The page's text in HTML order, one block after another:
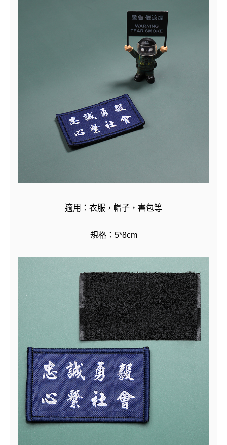
適用：衣服，帽子，書包等
規格：5*8cm